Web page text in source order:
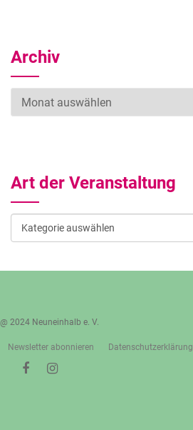
Archiv
Archiv
Art der Veranstaltung
Art
der
Veranstaltung
@ 2024 Neuneinhalb e. V.
Newsletter abonnieren Datenschutzerklärung